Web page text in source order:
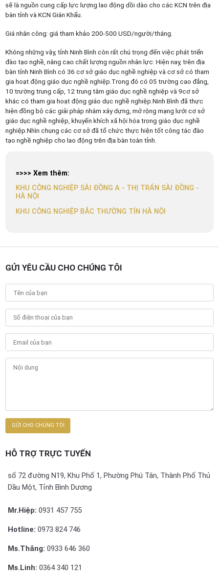
sẽ là nguồn cung cấp lực lượng lao động dồi dào cho các KCN trên địa
bàn tỉnh và KCN Gián Khẩu.
Giá nhân công: giá tham khảo 200-500 USD/người/tháng.
Không những vậy, tỉnh Ninh Bình còn rất chú trọng đến việc phát triển
đào tạo nghề, nâng cao chất lượng nguồn nhân lực: Hiện nay, trên địa
bàn tỉnh Ninh Bình có 36 cơ sở giáo dục nghề nghiệp và cơ sở có tham
gia hoạt động giáo dục nghề nghiệp.Trong đó có 05 trường cao đẳng,
10 trường trung cấp, 12 trung tâm giáo dục nghề nghiệp và 9cơ sở
khác có tham gia hoạt động giáo dục nghề nghiệp.Ninh Bình đã thực
hiện đồng bộ các giải pháp nhằm xây dựng, mở rộng mạng lưới cơ sở
giáo dục nghề nghiệp, khuyến khích xã hội hóa trong giáo dục nghề
nghiệp.Nhìn chung các cơ sở đã tổ chức thực hiện tốt công tác đào
tạo nghề nghiệp cho lao động trên địa bàn toàn tỉnh.
=>>> Xem thêm:
KHU CÔNG NGHIỆP SÀI ĐỒNG A - THỊ TRẤN SÀI ĐỒNG -
HÀ NỘI
KHU CÔNG NGHIỆP BẮC THƯỜNG TÍN HÀ NỘI
GỬI YÊU CẦU CHO CHÚNG TÔI
HỖ TRỢ TRỰC TUYẾN
số 72 đường N19, Khu Phố 1, Phường Phú Tân, Thành Phố Thủ
Dầu Một, Tỉnh Bình Dương
Mr.Hiệp: 0931 457 755
Hotline: 0973 824 746
Ms.Thắng: 0933 646 360
Ms.Linh: 0364 340 121